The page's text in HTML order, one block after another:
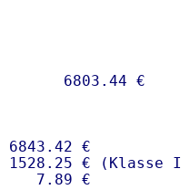
€
€ (Klasse I)
7.89 €